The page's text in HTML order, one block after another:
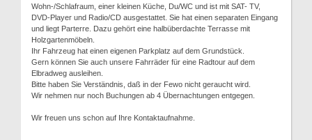
Wohn-/Schlafraum, einer kleinen Küche, Du/WC und ist mit SAT- TV,
DVD-Player und Radio/CD ausgestattet. Sie hat einen separaten Eingang
und liegt Parterre. Dazu gehört eine halbüberdachte Terrasse mit
Holzgartenmöbeln.
Ihr Fahrzeug hat einen eigenen Parkplatz auf dem Grundstück.
Gern können Sie auch unsere Fahrräder für eine Radtour auf dem
Elbradweg ausleihen.
Bitte haben Sie Verständnis, daß in der Fewo nicht geraucht wird.
Wir nehmen nur noch Buchungen ab 4 Übernachtungen entgegen.
Wir freuen uns schon auf Ihre Kontaktaufnahme.